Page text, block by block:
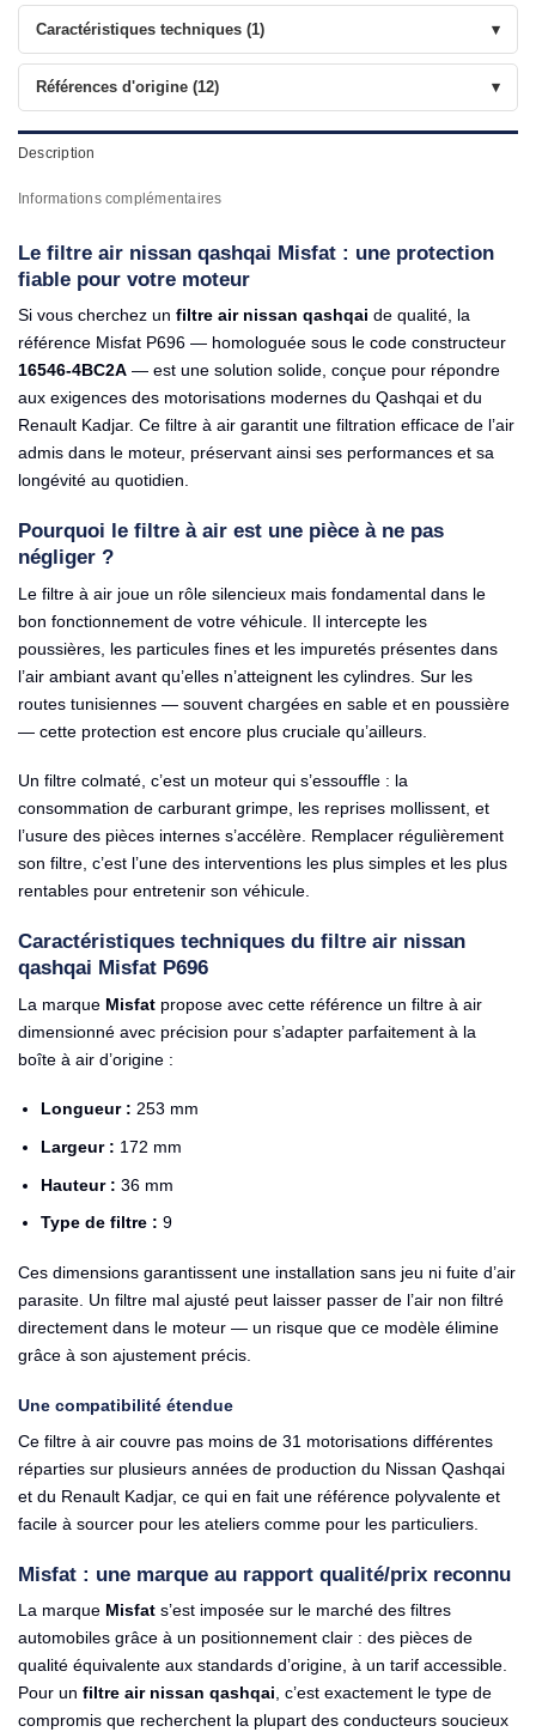
Caractéristiques techniques (1)
Références d'origine (12)
Description
Informations complémentaires
Le filtre air nissan qashqai Misfat : une protection
fiable pour votre moteur
Si vous cherchez un filtre air nissan qashqai de qualité, la
référence Misfat P696 — homologuée sous le code constructeur
16546-4BC2A — est une solution solide, conçue pour répondre
aux exigences des motorisations modernes du Qashqai et du
Renault Kadjar. Ce filtre à air garantit une filtration efficace de l’air
admis dans le moteur, préservant ainsi ses performances et sa
longévité au quotidien.
Pourquoi le filtre à air est une pièce à ne pas
négliger ?
Le filtre à air joue un rôle silencieux mais fondamental dans le
bon fonctionnement de votre véhicule. Il intercepte les
poussières, les particules fines et les impuretés présentes dans
l’air ambiant avant qu’elles n’atteignent les cylindres. Sur les
routes tunisiennes — souvent chargées en sable et en poussière
— cette protection est encore plus cruciale qu’ailleurs.
Un filtre colmaté, c’est un moteur qui s’essouffle : la
consommation de carburant grimpe, les reprises mollissent, et
l’usure des pièces internes s’accélère. Remplacer régulièrement
son filtre, c’est l’une des interventions les plus simples et les plus
rentables pour entretenir son véhicule.
Caractéristiques techniques du filtre air nissan
qashqai Misfat P696
La marque Misfat propose avec cette référence un filtre à air
dimensionné avec précision pour s’adapter parfaitement à la
boîte à air d’origine :
Longueur : 253 mm
Largeur : 172 mm
Hauteur : 36 mm
Type de filtre : 9
Ces dimensions garantissent une installation sans jeu ni fuite d’air
parasite. Un filtre mal ajusté peut laisser passer de l’air non filtré
directement dans le moteur — un risque que ce modèle élimine
grâce à son ajustement précis.
Une compatibilité étendue
Ce filtre à air couvre pas moins de 31 motorisations différentes
réparties sur plusieurs années de production du Nissan Qashqai
et du Renault Kadjar, ce qui en fait une référence polyvalente et
facile à sourcer pour les ateliers comme pour les particuliers.
Misfat : une marque au rapport qualité/prix reconnu
La marque Misfat s’est imposée sur le marché des filtres
automobiles grâce à un positionnement clair : des pièces de
qualité équivalente aux standards d’origine, à un tarif accessible.
Pour un filtre air nissan qashqai , c’est exactement le type de
compromis que recherchent la plupart des conducteurs soucieux